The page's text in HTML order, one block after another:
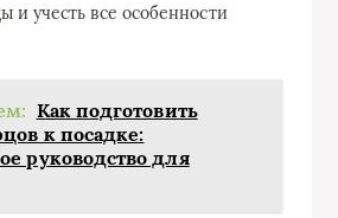
и учесть все особенности
Как подготовить
к посадке:
руководство для